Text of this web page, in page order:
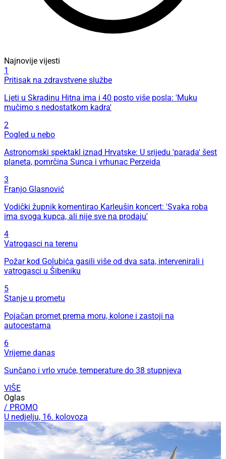
Najnovije vijesti
1
Pritisak na zdravstvene službe
Ljeti u Skradinu Hitna ima i 40 posto više posla: 'Muku
mučimo s nedostatkom kadra'
2
Pogled u nebo
Astronomski spektakl iznad Hrvatske: U srijedu 'parada' šest
planeta, pomrčina Sunca i vrhunac Perzeida
3
Franjo Glasnović
Vodički župnik komentirao Karleušin koncert: 'Svaka roba
ima svoga kupca, ali nije sve na prodaju'
4
Vatrogasci na terenu
Požar kod Golubića gasili više od dva sata, intervenirali i
vatrogasci u Šibeniku
5
Stanje u prometu
Pojačan promet prema moru, kolone i zastoji na
autocestama
6
Vrijeme danas
Sunčano i vrlo vruće, temperature do 38 stupnjeva
VIŠE
Oglas
/ PROMO
U nedjelju, 16. kolovoza